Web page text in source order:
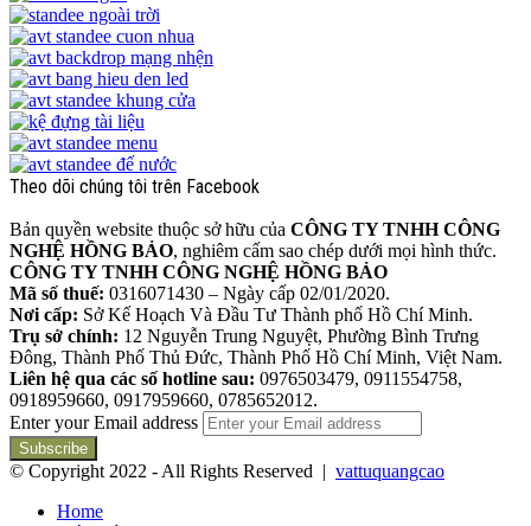
Theo dõi chúng tôi trên Facebook
Bản quyền website thuộc sở hữu của CÔNG TY TNHH CÔNG
NGHỆ HỒNG BẢO, nghiêm cấm sao chép dưới mọi hình thức.
CÔNG TY TNHH CÔNG NGHỆ HỒNG BẢO
Mã số thuế: 0316071430 – Ngày cấp 02/01/2020.
Nơi cấp: Sở Kế Hoạch Và Đầu Tư Thành phố Hồ Chí Minh.
Trụ sở chính: 12 Nguyễn Trung Nguyệt, Phường Bình Trưng
Đông, Thành Phố Thủ Đức, Thành Phố Hồ Chí Minh, Việt Nam.
Liên hệ qua các số hotline sau: 0976503479, 0911554758,
0918959660, 0917959660, 0785652012.
Enter your Email address
© Copyright 2022 - All Rights Reserved | vattuquangcao
Home